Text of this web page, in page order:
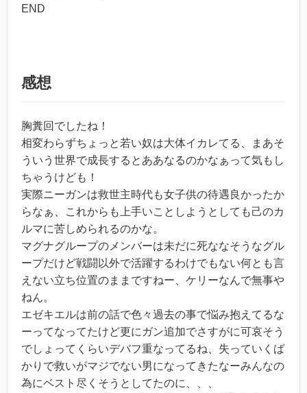
END
感想
胸糞回でしたね！
相変わらずちょっと若い奴は大体イカレてる、まあそ
ういう世界で成長するとああなるのかなぁって気もし
ちゃうけども！
実際ニーガンは救世主時代も女子供の待遇良かったか
らなぁ、これからも上手いことしようとしても己のカ
ルマに苦しめられるのかな。
マグナグループのメンバーは未だに死ななそうなグル
ープだけど戦闘以外で活躍するわけでもない何とも言
えない立ち位置のままですねー、ケリーなんで無事や
ねん。
エゼキエルは前の話で色々過去の事で悩み抱えてるな
ーってなってたけど更にガン追加でさすがに可哀そう
でしょってくらいデバフ重なってるね、失っていくば
かりで救いがマジでない男になってきたなーみんなの
為にベスト尽くそうとしてたのに、、、